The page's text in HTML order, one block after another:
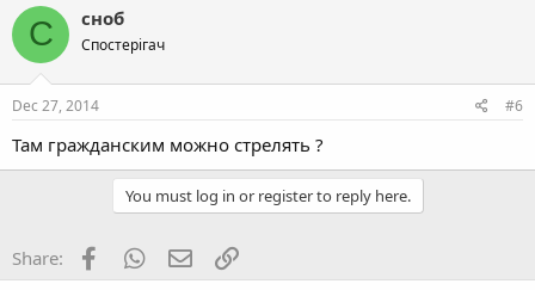
С сноб
Спостерігач
Dec 27, 2014 #6
Там гражданским можно стрелять ?
You must log in or register to reply here.
Share: FacebookWhatsApp
Email